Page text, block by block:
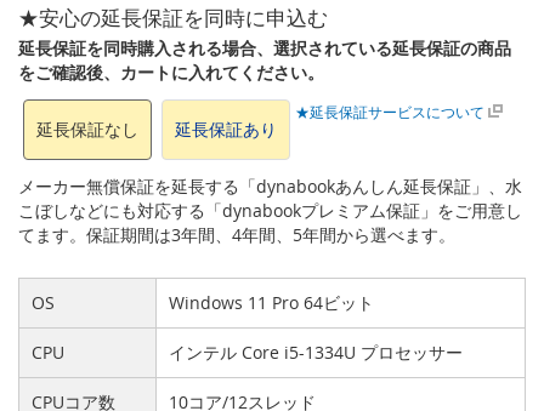
★安心の延長保証を同時に申込む
延長保証を同時購入される場合、選択されている延長保証の商品
をご確認後、カートに入れてください。
延長保証なし 延長保証あり
★延長保証サービスについて
メーカー無償保証を延長する「dynabookあんしん延長保証」、水
こぼしなどにも対応する「dynabookプレミアム保証」をご用意し
てます。保証期間は3年間、4年間、5年間から選べます。
OS Windows 11 Pro 64ビット
CPU インテル Core i5-1334U プロセッサー
CPUコア数 10コア/12スレッド